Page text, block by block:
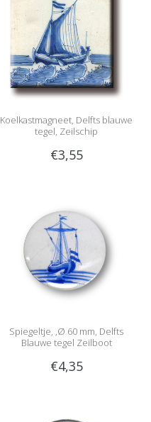
Koelkastmagneet, Delfts blauwe
tegel, Zeilschip
€3,55
Spiegeltje, ,Ø 60 mm, Delfts
Blauwe tegel Zeilboot
€4,35